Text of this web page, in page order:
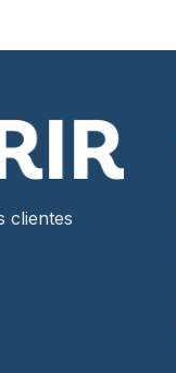
clientes